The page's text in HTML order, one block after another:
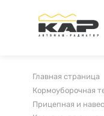
Главная страница
Кормоуборочная
Прицепная и